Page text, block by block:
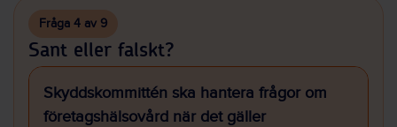
Fråga 4 av 9
Sant eller falskt?
Skyddskommittén ska hantera frågor om
företagshälsovård när det gäller